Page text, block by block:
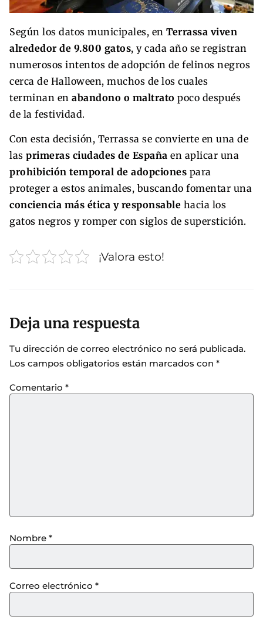
Según los datos municipales, en Terrassa viven
alrededor de 9.800 gatos, y cada año se registran
numerosos intentos de adopción de felinos negros
cerca de Halloween, muchos de los cuales
terminan en abandono o maltrato poco después
de la festividad.
Con esta decisión, Terrassa se convierte en una de
las primeras ciudades de España en aplicar una
prohibición temporal de adopciones para
proteger a estos animales, buscando fomentar una
conciencia más ética y responsable hacia los
gatos negros y romper con siglos de superstición.
¡Valora esto!
Deja una respuesta
Tu dirección de correo electrónico no será publicada.
Los campos obligatorios están marcados con *
Comentario *
Nombre *
Correo electrónico *